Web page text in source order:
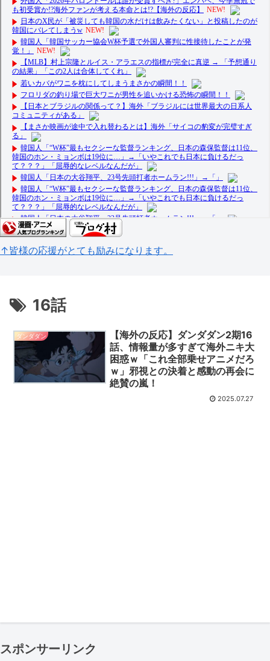
↑皆様の応援がとても励みになります。
16話
ダンダダン
【海外の反応】ダンダダン2期16
話、情報量が多すぎて海外ニキ大
困惑ｗ「これ全部乗せアニメだろ
ｗ」邪視との決着と感動の再会に
絶賛の嵐！
2025.07.27
スポンサーリンク